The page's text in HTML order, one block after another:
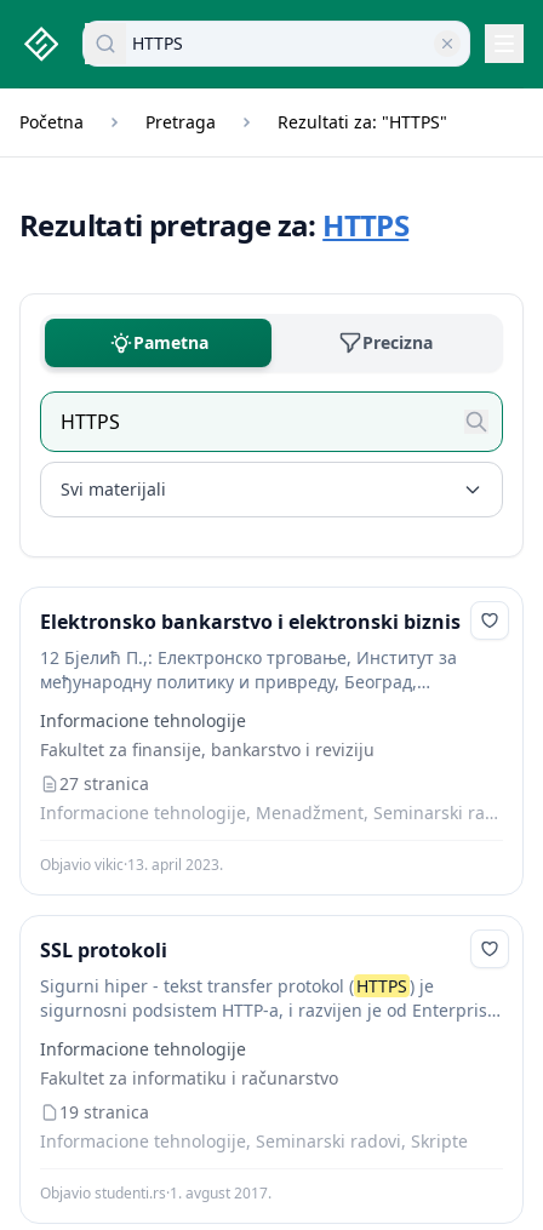
studenti.rs home page
Pretraži dokumente
Početna Pretraga Rezultati za: "HTTPS"
Rezultati pretrage za: HTTPS
Pametna Precizna
Svi materijali
Elektronsko bankarstvo i elektronski biznis
12 Бјелић П.,: Електронско трговање, Институт за
међународну политику и привреду, Београд,
комуникaциони протокол који омогућaвa сaобрaћaј
veb стрaницa у мрежи. Комплетнa путaњa...
Informacione tehnologije
Fakultet za finansije, bankarstvo i reviziju
27 stranica
Informacione tehnologije, Menadžment, Seminarski radovi, Telekomunikacije
Objavio vikic·13. april 2023.
SSL protokoli
Sigurni hiper - tekst transfer protokol (HTTPS) je
sigurnosni podsistem HTTP-a, i razvijen je od Enterprise
pružaju mogućnost sigurne komunikacije sa web
serverima,...
Informacione tehnologije
Fakultet za informatiku i računarstvo
19 stranica
Informacione tehnologije, Seminarski radovi, Skripte
Objavio studenti.rs·1. avgust 2017.